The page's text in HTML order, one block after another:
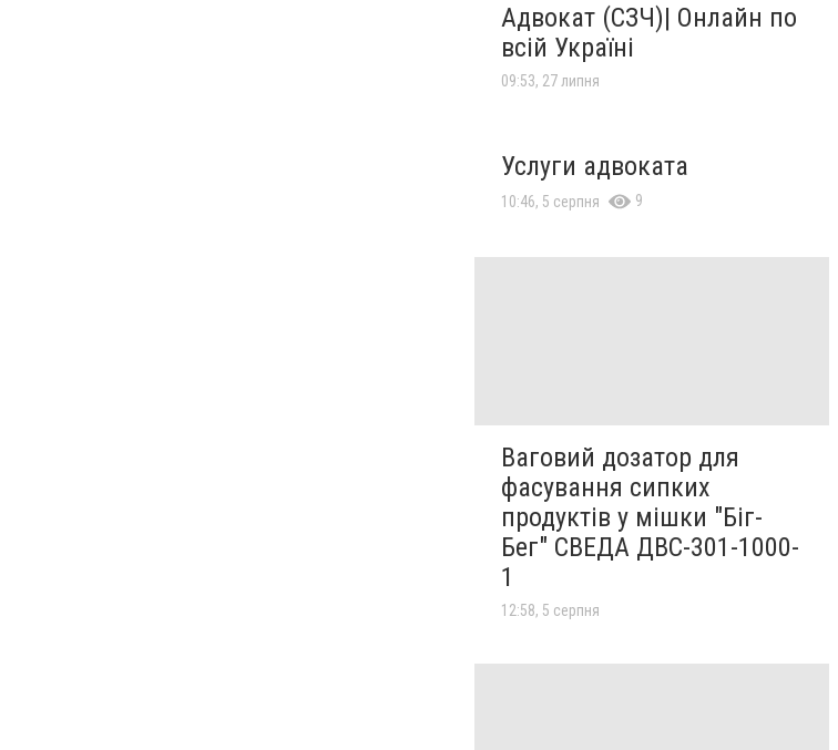
Адвокат (СЗЧ)| Онлайн по
всій Україні
09:53, 27 липня
Услуги адвоката
10:46, 5 серпня 9
Ваговий дозатор для
фасування сипких
продуктів у мішки "Біг-
Бег" СВЕДА ДВС-301-1000-
1
12:58, 5 серпня